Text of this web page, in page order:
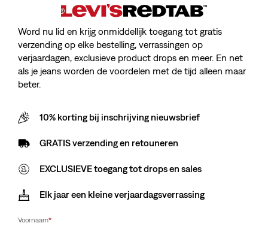
Word nu lid en krijg onmiddellijk toegang tot gratis
verzending op elke bestelling, verrassingen op
verjaardagen, exclusieve product drops en meer. En net
als je jeans worden de voordelen met de tijd alleen maar
beter.
10% korting bij inschrijving nieuwsbrief
GRATIS verzending en retouneren
EXCLUSIEVE toegang tot drops en sales
Elk jaar een kleine verjaardagsverrassing
Voornaam*